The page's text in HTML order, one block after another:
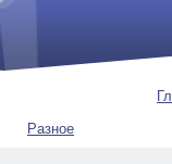
Разное